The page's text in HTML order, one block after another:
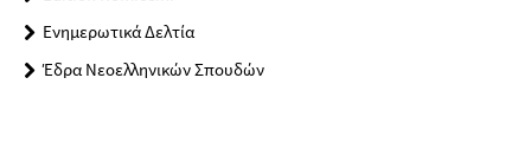
Ενημερωτικά Δελτία
Έδρα Νεοελληνικών Σπουδών